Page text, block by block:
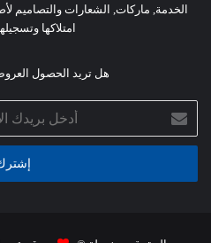
الخدمة, ماركات, الشعارات والتصاميم
امتلاكها
هل تريد الحصول
بريدك
الإلكتروني